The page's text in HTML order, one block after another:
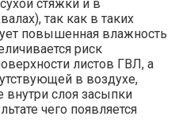
стяжки и в
так как в таких
повышенная влажность
риск
листов ГВЛ, а
в воздухе,
внутри слоя засыпки
чего появляется